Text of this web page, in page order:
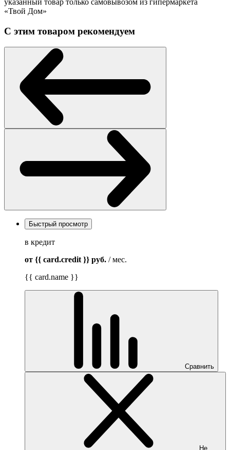
указанный товар только самовывозом из гипермаркета
«Твой Дом»
С этим товаром рекомендуем
Быстрый просмотр
в кредит
от {{ card.credit }} руб. / мес.
{{ card.name }}
Сравнить
Не